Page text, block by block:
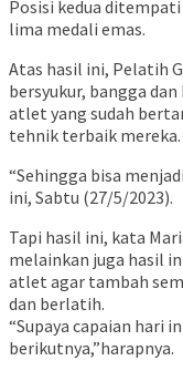
Posisi kedua
lima medali emas.
Atas hasil ini, Pelatih
bersyukur, bangga
atlet yang sudah
tehnik terbaik mereka.
“Sehingga bisa
ini, Sabtu (27/5/2023).
Tapi hasil ini, kata
melainkan juga hasil
atlet agar tambah
dan berlatih.
“Supaya capaian hari
berikutnya,”harapnya.